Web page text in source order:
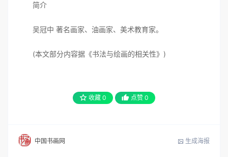
简介
吴冠中 著名画家、油画家、美术教育家。
(本文部分内容据《书法与绘画的相关性》)
收藏 0 点赞 0
中国书画网 生成海报